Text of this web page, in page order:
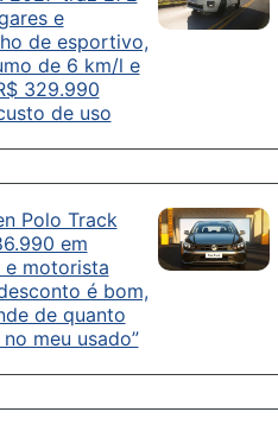
e
de esportivo,
de 6 km/l e
329.990
de uso
Polo Track
em
e motorista
é bom,
de quanto
meu usado”